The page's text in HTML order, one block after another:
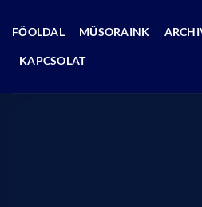
FŐOLDAL MŰSORAINK
KAPCSOLAT